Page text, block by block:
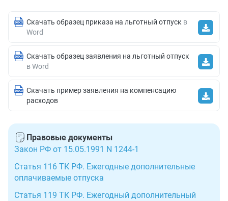
Скачать образец приказа на льготный отпуск в
Word
Скачать образец заявления на льготный отпуск
в Word
Скачать пример заявления на компенсацию
расходов
Правовые документы
Закон РФ от 15.05.1991 N 1244-1
Статья 116 ТК РФ. Ежегодные дополнительные
оплачиваемые отпуска
Статья 119 ТК РФ. Ежегодный дополнительный